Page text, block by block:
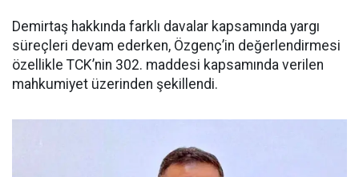
Demirtaş hakkında farklı davalar kapsamında yargı
süreçleri devam ederken, Özgenç’in değerlendirmesi
özellikle TCK’nin 302. maddesi kapsamında verilen
mahkumiyet üzerinden şekillendi.